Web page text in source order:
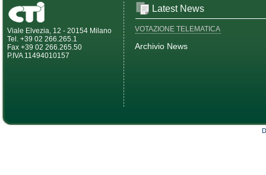
Viale Elvezia, 12 - 20154 Milano
Tel. +39 02 266.265.1
Fax +39 02 266.265.50
P.IVA 11494010157
Latest News
VOTAZIONE TELEMATICA
Archivio News